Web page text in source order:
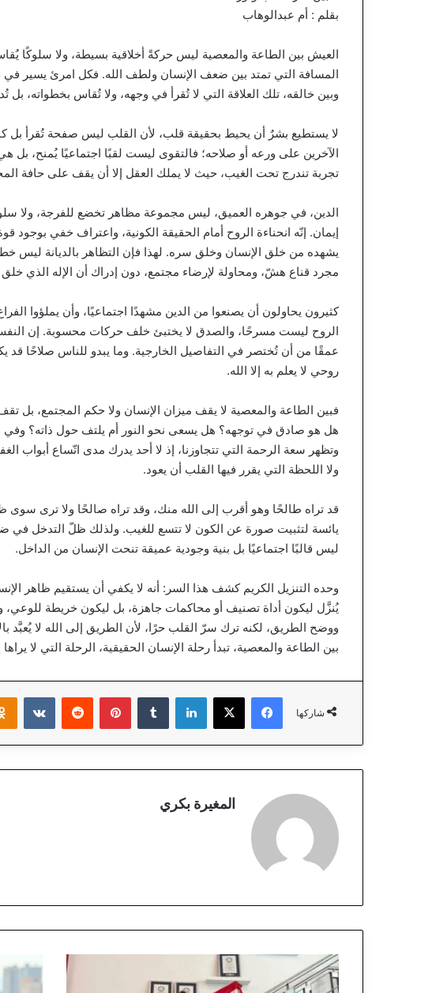
بقلم : أم عبدالوهاب
العيش بين الطاعة والمعصية ليس حركةً أخلاقية بسيطة، ولا سلوكًا
المسافة التي تمتد بين ضعف الإنسان ولطف الله. فكل امرئ يسير في
وبين خالقه، تلك العلاقة التي لا تُقرأ في وجهه، ولا تُقاس بخطواته،
لا يستطيع بشرٌ أن يحيط بحقيقة قلب، لأن القلب ليس صفحة تُقرأ بل
الآخرين على ورعه أو صلاحه؛ فالتقوى ليست لقبًا اجتماعيًا يُمنح، بل
تجربة تندرج تحت الغيب، حيث لا يملك العقل إلا أن يقف على حافة
الدين، في جوهره العميق، ليس مجموعة مظاهر تخضع للفرجة، ولا
إيمان. إنّه انحناءة الروح أمام الحقيقة الكونية، واعتراف خفي بوجود
يشهده من خلق الإنسان وخلق سره. لهذا فإن التظاهر بالديانة ليس
مجرد قناع هشّ، ومحاولة لإرضاء مجتمع، دون إدراك أن الإله الذي خلق
كثيرون يحاولون أن يصنعوا من الدين مشهدًا اجتماعيًا، وأن يملؤوا
الروح ليست مسرحًا، والصدق لا يختبئ خلف حركات محسوبة. إن النفس
عمقًا من أن تُختصر في التفاصيل الخارجية. وما يبدو للناس صلاحًا قد
روحي لا يعلم به إلا الله.
فبين الطاعة والمعصية لا يقف ميزان الإنسان ولا حكم المجتمع، بل تقف
هل هو صادق في توجهه؟ هل يسعى نحو النور أم يلتف حول ذاته؟ وفي
وتظهر سعة الرحمة التي تتجاوزنا، إذ لا أحد يدرك مدى اتّساع أبواب
ولا اللحظة التي يقرر فيها القلب أن يعود.
قد تراه طالحًا وهو أقرب إلى الله منك، وقد تراه صالحًا ولا ترى
يائسة لتثبيت صورة عن الكون لا تتسع للغيب. ولذلك ظلّ التدخل في
ليس قالبًا اجتماعيًا بل بنية وجودية عميقة تنحت الإنسان من الداخل.
وحده التنزيل الكريم كشف هذا السر: أنه لا يكفي أن يستقيم ظاهر
يُنزَّل ليكون أداة تصنيف أو محاكمات جاهزة، بل ليكون خريطة
ووضح الطريق، لكنه ترك سرّ القلب حرًا، لأن الطريق إلى الله لا يُعبَّد
بين الطاعة والمعصية، تبدأ رحلة الإنسان الحقيقية، الرحلة التي لا
شاركها
فيسبوك لينكدإن بينتيريست
المغيرة بكري
ا
ل
ح